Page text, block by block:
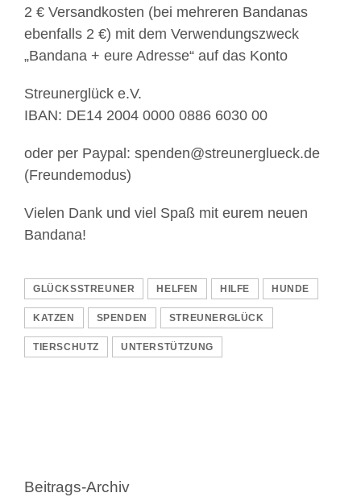
2 € Versandkosten (bei mehreren Bandanas
ebenfalls 2 €) mit dem Verwendungszweck
„Bandana + eure Adresse“ auf das Konto
Streunerglück e.V.
IBAN: DE14 2004 0000 0886 6030 00
oder per Paypal: spenden@streunerglueck.de
(Freundemodus)
Vielen Dank und viel Spaß mit eurem neuen
Bandana!
GLÜCKSSTREUNER HELFEN HILFE HUNDE
KATZEN SPENDEN STREUNERGLÜCK
TIERSCHUTZ UNTERSTÜTZUNG
Beitrags-Archiv